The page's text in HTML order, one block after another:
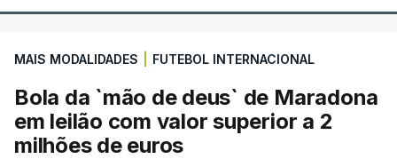
MAIS MODALIDADES FUTEBOL INTERNACIONAL
Bola da `mão de deus` de Maradona
em leilão com valor superior a 2
milhões de euros